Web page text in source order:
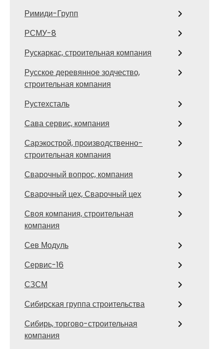
Римиди-Групп
РСМУ-8
Рускаркас, строительная компания
Русское деревянное зодчество,
строительная компания
Рустехсталь
Сава сервис, компания
Сарэкострой, производственно-
строительная компания
Сварочный вопрос, компания
Сварочный цех, Сварочный цех
Своя компания, строительная
компания
Сев Модуль
Сервис-16
СЗСМ
Сибирская группа строительства
Сибирь, торгово-строительная
компания